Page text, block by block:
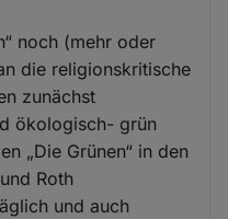
noch (mehr oder
die religionskritische
zunächst
ökologisch- grün
„Die Grünen“ in den
Roth
und auch